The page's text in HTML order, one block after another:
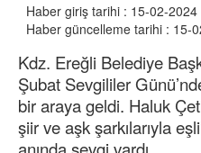
Haber giriş tarihi : 15-02-
Haber güncelleme tarihi : 15-
Kdz. Ereğli Belediye
Şubat Sevgililer
bir araya geldi. Haluk
şiir ve aşk şarkılarıyla
anında sevgi vardı.